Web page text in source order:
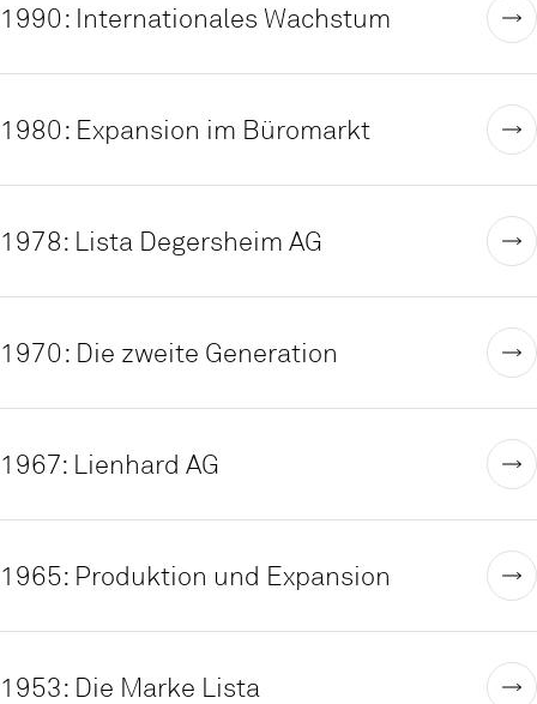
1990: Internationales Wachstum
1980: Expansion im Büromarkt
1978: Lista Degersheim AG
1970: Die zweite Generation
1967: Lienhard AG
1965: Produktion und Expansion
1953: Die Marke Lista